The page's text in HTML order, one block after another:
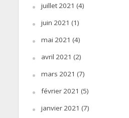
juillet 2021 (4)
juin 2021 (1)
mai 2021 (4)
avril 2021 (2)
mars 2021 (7)
février 2021 (5)
janvier 2021 (7)